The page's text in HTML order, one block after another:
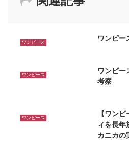
ワンピース ワンピー
ワンピース
ワンピー
考察
ワンピース
【ワン
ィを長年
カニカの